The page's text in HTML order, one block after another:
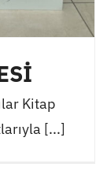
Kitap
[...]